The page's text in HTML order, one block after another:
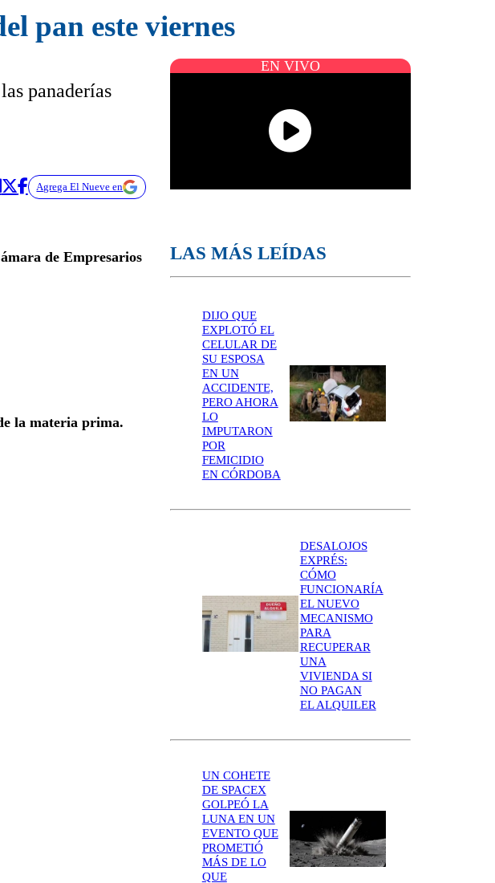
pan este viernes
panaderías
Agrega El Nueve en
de Empresarios
la materia prima.
EN VIVO
LAS MÁS LEÍDAS
DIJO QUE
EXPLOTÓ EL
CELULAR DE
SU ESPOSA
EN UN
ACCIDENTE,
PERO AHORA
LO
IMPUTARON
POR
FEMICIDIO
EN CÓRDOBA
DESALOJOS
EXPRÉS:
CÓMO
FUNCIONARÍA
EL NUEVO
MECANISMO
PARA
RECUPERAR
UNA
VIVIENDA SI
NO PAGAN
EL ALQUILER
UN COHETE
DE SPACEX
GOLPEÓ LA
LUNA EN UN
EVENTO QUE
PROMETIÓ
MÁS DE LO
QUE